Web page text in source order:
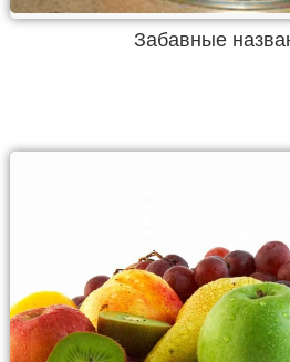
Забавные